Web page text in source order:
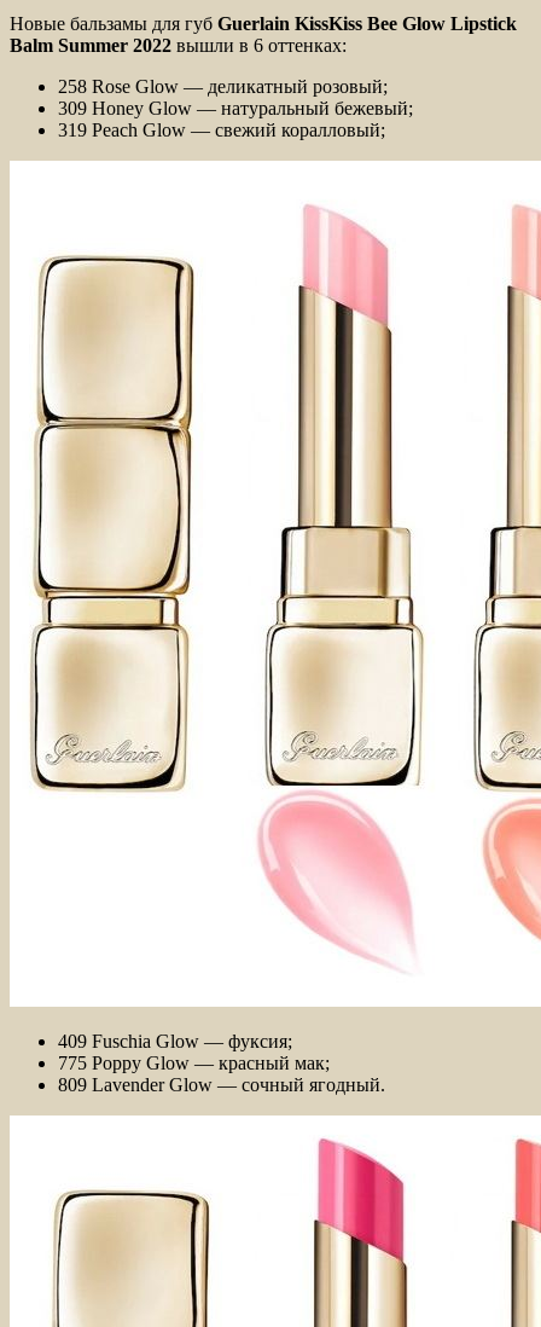
Новые бальзамы для губ Guerlain KissKiss Bee Glow Lipstick
Balm Summer 2022 вышли в 6 оттенках:
258 Rose Glow — деликатный розовый;
309 Honey Glow — натуральный бежевый;
319 Peach Glow — свежий коралловый;
409 Fuschia Glow — фуксия;
775 Poppy Glow — красный мак;
809 Lavender Glow — сочный ягодный.